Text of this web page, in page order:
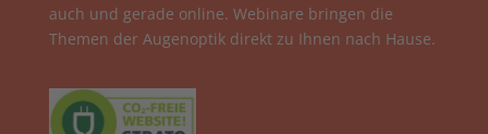
auch und gerade online. Webinare bringen die
Themen der Augenoptik direkt zu Ihnen nach Hause.